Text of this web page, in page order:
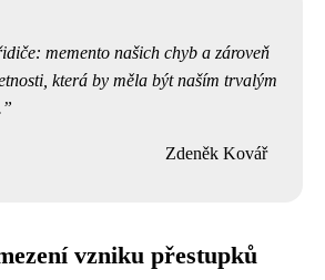
memento našich chyb a zároveň
která by měla být naším trvalým
Zdeněk Kovář
vzniku přestupků